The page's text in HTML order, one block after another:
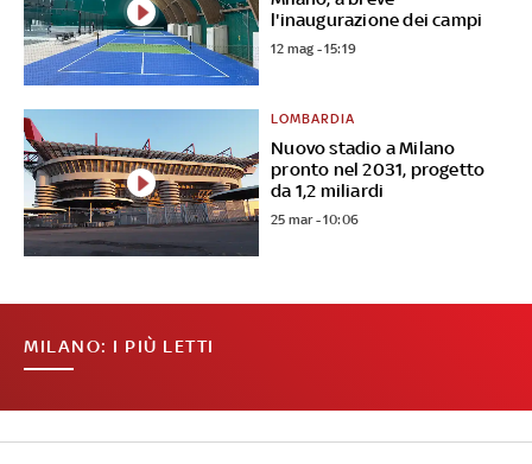
l'inaugurazione dei campi
12 mag - 15:19
Nuovo stadio a Milano
pronto nel 2031, progetto
da 1,2 miliardi
LOMBARDIA
25 mar - 10:06
MILANO: I PIÙ LETTI